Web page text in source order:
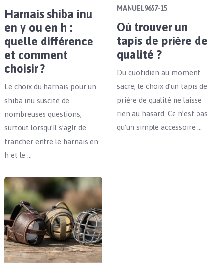
Harnais shiba inu
en y ou en h :
quelle différence
et comment
choisir ?
Le choix du harnais pour un
shiba inu suscite de
nombreuses questions,
surtout lorsqu’il s’agit de
trancher entre le harnais en
h et le …
MANUEL9657-15
Où trouver un
tapis de prière de
qualité ?
Du quotidien au moment
sacré, le choix d’un tapis de
prière de qualité ne laisse
rien au hasard. Ce n’est pas
qu’un simple accessoire …